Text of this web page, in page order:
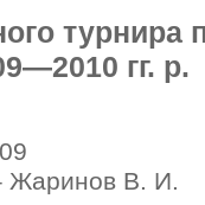
турнира
гг. р.
Жаринов В. И.